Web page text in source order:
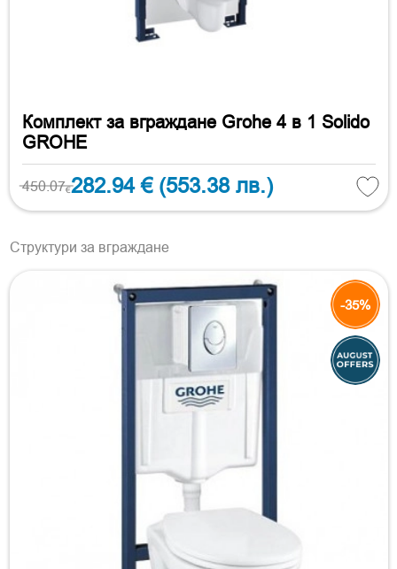
Комплект за вграждане Grohe 4 в 1 Solido
GROHE
450.07€282.94 € (553.38 лв.)
Структури за вграждане
-35%